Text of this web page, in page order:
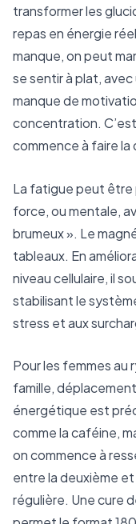
transformer les
repas en énergie
manque, on peut
se sentir à plat,
manque de
concentration.
commence à faire
La fatigue peut être
force, ou mentale,
brumeux ». Le
tableaux. En
niveau cellulaire, il
stabilisant le
stress et aux
Pour les femmes au
famille,
énergétique est
comme la caféine,
on commence à
entre la deuxième
régulière. Une cure